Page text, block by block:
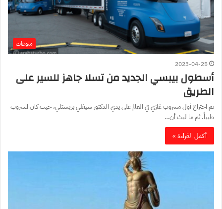
منوعات
2023-04-25
أسطول بيبسي الجديد من تسلا جاهز للسير على
الطريق
تم اختراع أول مشروب غازي في العالم على يدي الدكتور شيفلي بريستلي، حيث كان المشروب
طبياً. ثم ما لبث أن…
أكمل القراءة »